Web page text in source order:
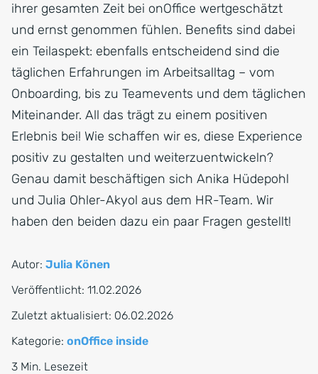
ihrer gesamten Zeit bei onOffice wertgeschätzt
und ernst genommen fühlen. Benefits sind dabei
ein Teilaspekt: ebenfalls entscheidend sind die
täglichen Erfahrungen im Arbeitsalltag – vom
Onboarding, bis zu Teamevents und dem täglichen
Miteinander. All das trägt zu einem positiven
Erlebnis bei! Wie schaffen wir es, diese Experience
positiv zu gestalten und weiterzuentwickeln?
Genau damit beschäftigen sich Anika Hüdepohl
und Julia Ohler-Akyol aus dem HR-Team. Wir
haben den beiden dazu ein paar Fragen gestellt!
Autor: Julia Könen
Veröffentlicht: 11.02.2026
Zuletzt aktualisiert: 06.02.2026
Kategorie: onOffice inside
3 Min. Lesezeit